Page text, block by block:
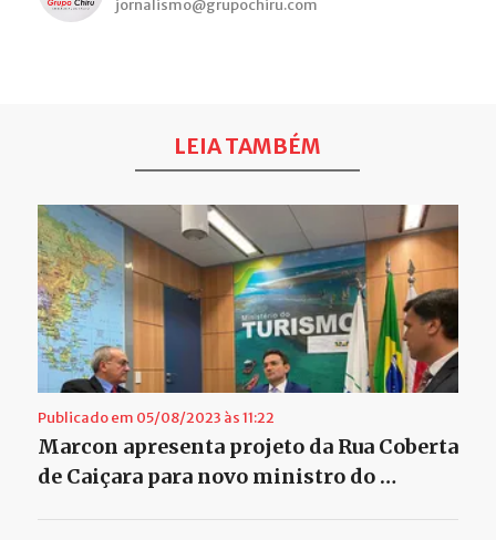
jornalismo@grupochiru.com
LEIA TAMBÉM
Publicado em 05/08/2023 às 11:22
Marcon apresenta projeto da Rua Coberta
de Caiçara para novo ministro do …